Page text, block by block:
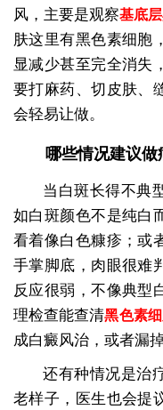
风，主要是观察基底
肤这里有黑色素细胞
显减少甚至完全消失
要打麻药、切皮肤、
会轻易让做。
哪些情况建议做
当白斑长得不典
如白斑颜色不是纯白
看着像白色糠疹；或
手掌脚底，肉眼很难
反应很弱，不像典型
理检查能查清黑色素
成白癜风治，或者漏
还有种情况是治
老样子，医生也会提